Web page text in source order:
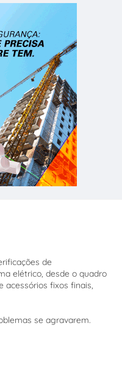
de
elétrico, desde o quadro
acessórios fixos finais,
se agravarem.